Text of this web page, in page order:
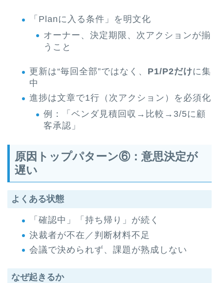
「Planに入る条件」を明文化
オーナー、決定期限、次アクションが揃
うこと
更新は“毎回全部”ではなく、 P1/P2だけに集
中
進捗は文章で1行（次アクション）を必須化
例：「ベンダ見積回収→比較→3/5に顧
客承認」
原因トップパターン⑥：意思決定が
遅い
よくある状態
「確認中」「持ち帰り」が続く
決裁者が不在／判断材料不足
会議で決められず、課題が熟成しない
なぜ起きるか